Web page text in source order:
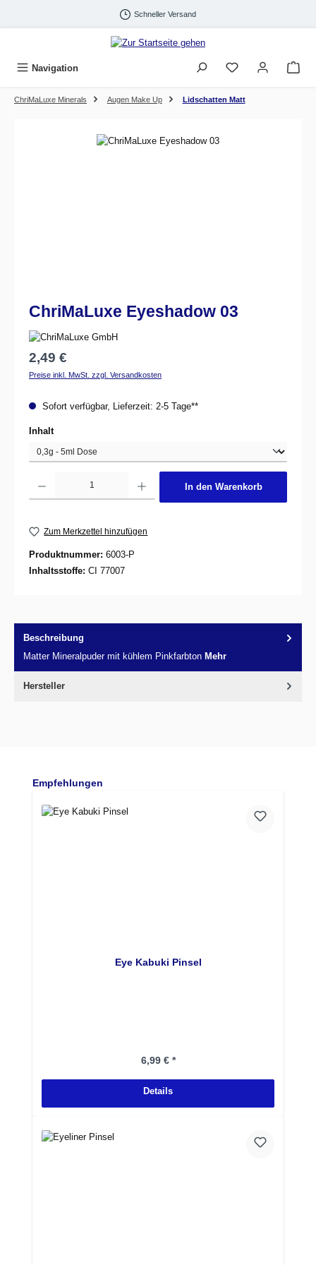
Schneller Versand
Navigation
ChriMaLuxe Minerals Augen Make Up Lidschatten Matt
Bildergalerie überspringen
ChriMaLuxe Eyeshadow 03
Regulärer Preis:
2,49 €
Preise inkl. MwSt. zzgl. Versandkosten
Sofort verfügbar, Lieferzeit: 2-5 Tage**
Inhaltauswählen
In den Warenkorb
Zum Merkzettel hinzufügen
Produktnummer: 6003-P
Inhaltsstoffe: CI 77007
Beschreibung
Matter Mineralpuder mit kühlem Pinkfarbton Mehr
Hersteller
Produktgalerie überspringen
Empfehlungen
Eye Kabuki Pinsel
Regulärer Preis:
6,99 € *
Details